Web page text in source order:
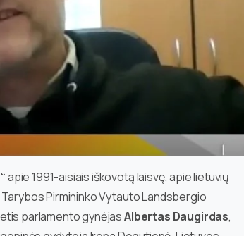
apie 1991-aisiais iškovotą laisvę, apie lietuvių
Pirmininko Vytauto Landsbergio
parlamento gynėjasAlbertas Daugirdas,